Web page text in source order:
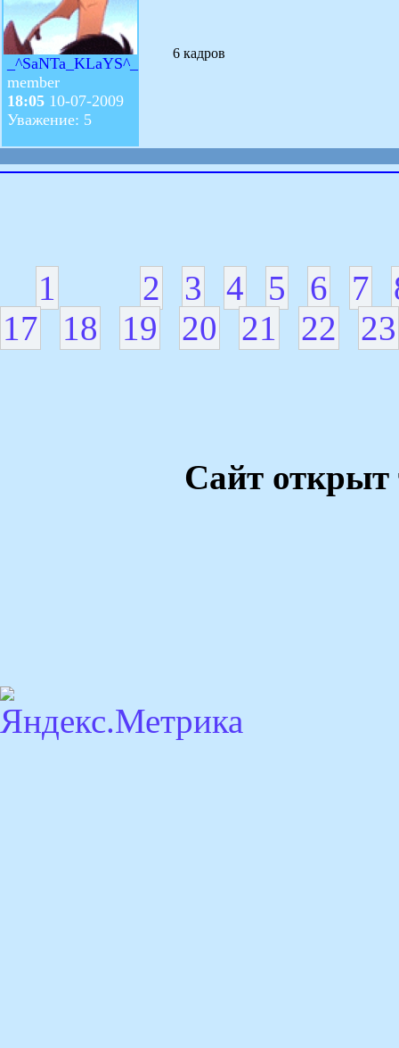
_^SaNTa_KLaYS^_
member
18:05 10-07-2009
Уважение: 5
6 кадров
1 2 3 4 5 6 7
17
18 19 20 21 22 23
Сайт открыт